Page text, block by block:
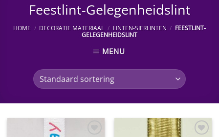
Feestlint-Gelegenheidslint
HOME / DECORATIE MATERIAAL / LINTEN-SIERLINTEN / FEESTLINT-
GELEGENHEIDSLINT
MENU